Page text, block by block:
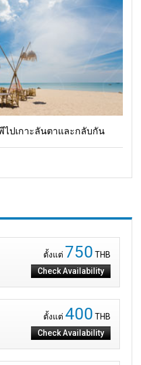
ไปเกาะลันตาและกลับกัน
ตั้งแต่ 750 THB
Check Availability
ตั้งแต่ 400 THB
Check Availability